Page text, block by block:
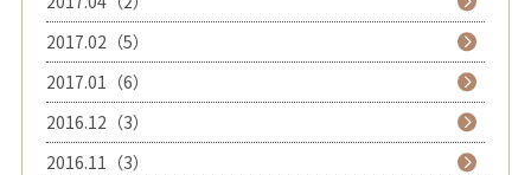
2017.02（5）
2017.01（6）
2016.12（3）
2016.11（3）